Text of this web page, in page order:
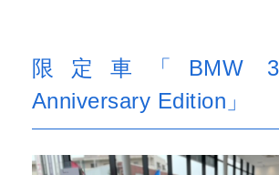
限定車「BMW
Anniversary Edition」